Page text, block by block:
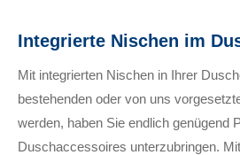
Integrierte Nischen im
Mit integrierten Nischen in Ihrer
bestehenden oder von uns
werden, haben Sie endlich genügend
Duschaccessoires unterzubringen.